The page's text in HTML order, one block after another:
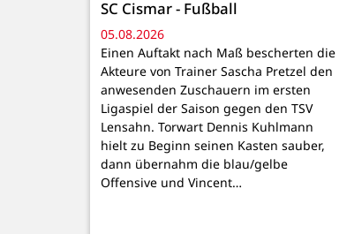
SC Cismar - Fußball
05.08.2026
Einen Auftakt nach Maß bescherten die
Akteure von Trainer Sascha Pretzel den
anwesenden Zuschauern im ersten
Ligaspiel der Saison gegen den TSV
Lensahn. Torwart Dennis Kuhlmann
hielt zu Beginn seinen Kasten sauber,
dann übernahm die blau/gelbe
Offensive und Vincent…